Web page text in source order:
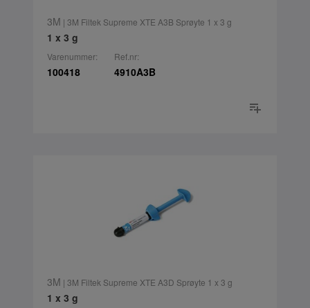
3M | 3M Filtek Supreme XTE A3B Sprøyte 1 x 3 g
1 x 3 g
Varenummer:
100418
Ref.nr:
4910A3B
3M | 3M Filtek Supreme XTE A3D Sprøyte 1 x 3 g
1 x 3 g